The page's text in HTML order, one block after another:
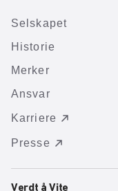
Selskapet
Historie
Merker
Ansvar
Karriere
Presse
Verdt å Vite